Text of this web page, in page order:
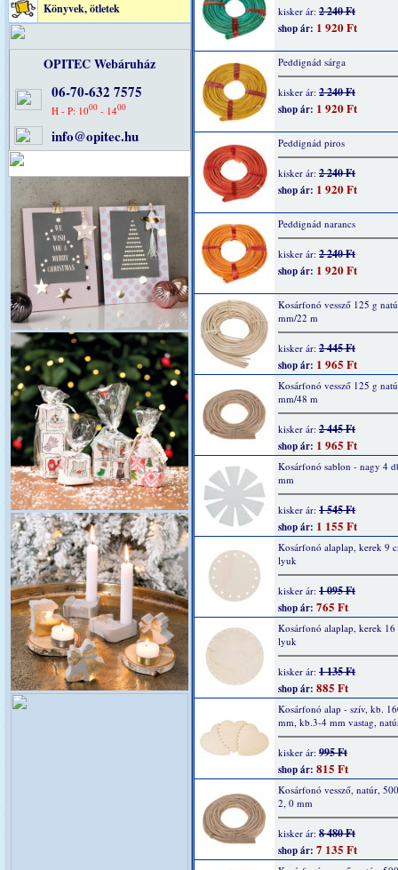
Könyvek, ötletek
OPITEC Webáruház
06-70-632 7575
H - P: 1000- 1400
info@opitec.hu
kisker ár: 2 240 Ft
shop ár: 1 920 Ft
Peddignád sárga
kisker ár: 2 240 Ft
shop ár: 1 920 Ft
Peddignád piros
kisker ár: 2 240 Ft
shop ár: 1 920 Ft
Peddignád narancs
kisker ár: 2 240 Ft
shop ár: 1 920 Ft
Kosárfonó vessző 125 g
mm/22 m
kisker ár: 2 445 Ft
shop ár: 1 965 Ft
Kosárfonó vessző 125 g
mm/48 m
kisker ár: 2 445 Ft
shop ár: 1 965 Ft
Kosárfonó sablon - nagy 4
mm
kisker ár: 1 545 Ft
shop ár: 1 155 Ft
Kosárfonó alaplap, kerek 9
lyuk
kisker ár: 1 095 Ft
shop ár: 765 Ft
Kosárfonó alaplap, kerek
lyuk
kisker ár: 1 135 Ft
shop ár: 885 Ft
Kosárfonó alap - szív, kb.
mm, kb.3-4 mm vastag,
kisker ár: 995 Ft
shop ár: 815 Ft
Kosárfonó vessző, natúr,
2, 0 mm
kisker ár: 8 480 Ft
shop ár: 7 135 Ft